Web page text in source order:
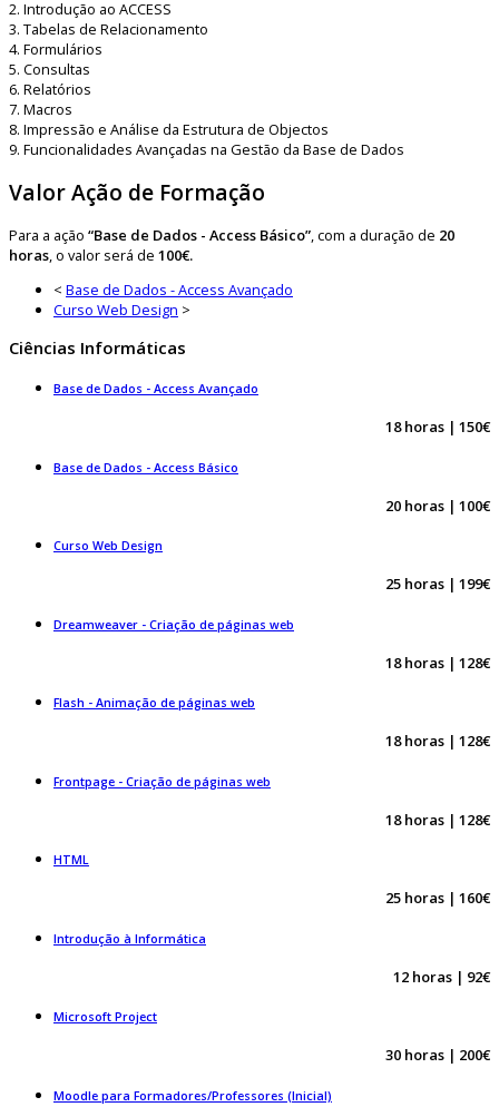
2. Introdução ao ACCESS
3. Tabelas de Relacionamento
4. Formulários
5. Consultas
6. Relatórios
7. Macros
8. Impressão e Análise da Estrutura de Objectos
9. Funcionalidades Avançadas na Gestão da Base de Dados
Valor Ação de Formação
Para a ação “Base de Dados - Access Básico”, com a duração de 20
horas, o valor será de 100€.
< Base de Dados - Access Avançado
Curso Web Design >
Ciências Informáticas
Base de Dados - Access Avançado
18 horas | 150€
Base de Dados - Access Básico
20 horas | 100€
Curso Web Design
25 horas | 199€
Dreamweaver - Criação de páginas web
18 horas | 128€
Flash - Animação de páginas web
18 horas | 128€
Frontpage - Criação de páginas web
18 horas | 128€
HTML
25 horas | 160€
Introdução à Informática
12 horas | 92€
Microsoft Project
30 horas | 200€
Moodle para Formadores/Professores (Inicial)